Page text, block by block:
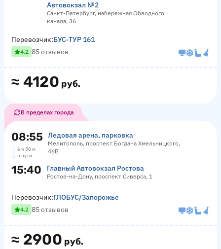
Автовокзал №2
Санкт-Петербург, набережная Обводного
канала, 36
≈ 4120 руб.
Перевозчик:БУС-ТУР 161
4.2 85 отзывов
В пределах города
08:55 Ледовая арена, парковка
Мелитополь, проспект Богдана Хмельницкого,
46В
6 ч 50 м
в пути
15:40 Главный Автовокзал Ростова
Ростов-на-Дону, проспект Сиверса, 1
≈ 2900 руб.
Перевозчик:ГЛОБУС/Запорожье
4.2 85 отзывов